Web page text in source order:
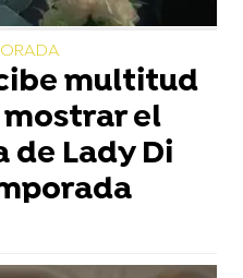
multitud
el
de Lady Di